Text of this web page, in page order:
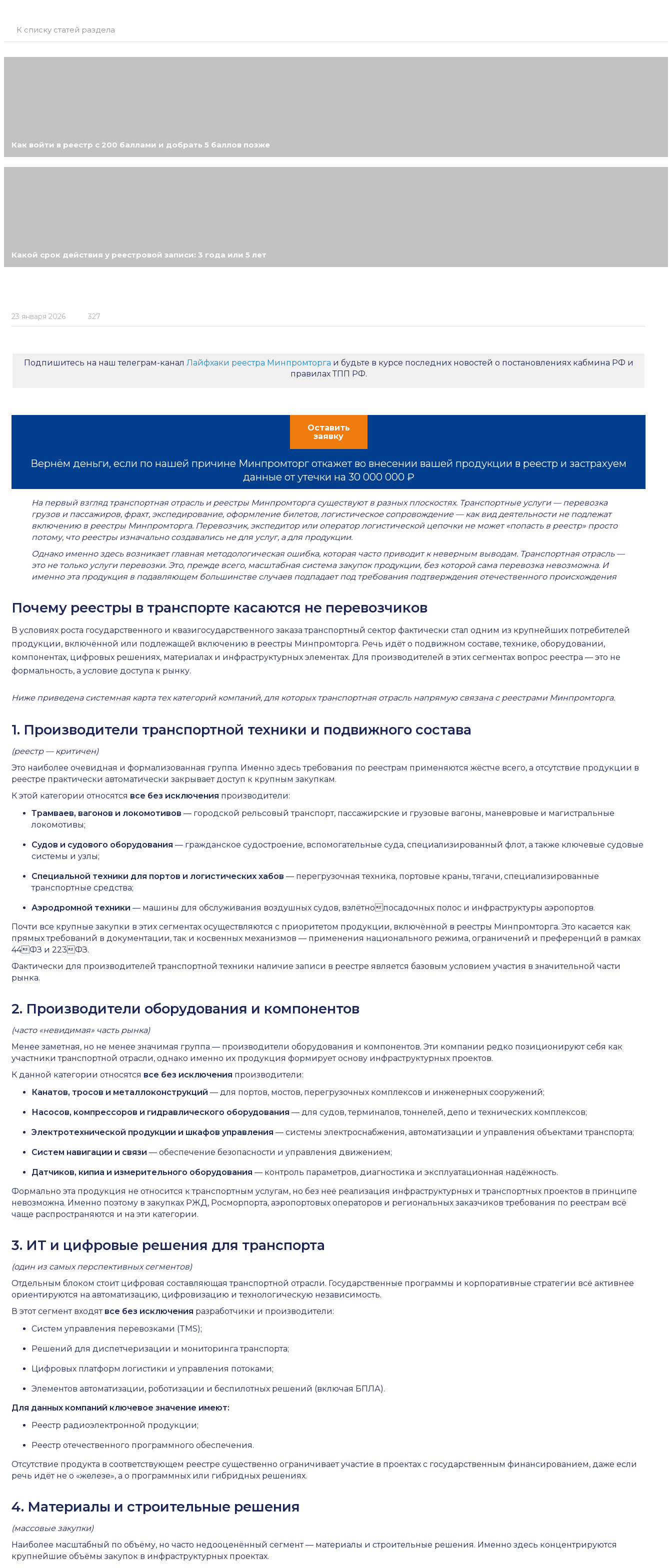
К списку статей раздела
Как войти в реестр с 200 баллами и добрать 5 баллов позже
Какой срок действия у реестровой записи: 3 года или 5 лет
23 января 2026 327
Подпишитесь на наш телеграм-канал Лайфхаки реестра Минпромторга и будьте в курсе последних новостей о постановлениях кабмина РФ и
правилах ТПП РФ.
Оставить
заявку
Вернём деньги, если по нашей причине Минпромторг откажет во внесении вашей продукции в реестр и застрахуем
данные от утечки на 30 000 000 ₽
На первый взгляд транспортная отрасль и реестры Минпромторга существуют в разных плоскостях. Транспортные услуги — перевозка
грузов и пассажиров, фрахт, экспедирование, оформление билетов, логистическое сопровождение — как вид деятельности не подлежат
включению в реестры Минпромторга. Перевозчик, экспедитор или оператор логистической цепочки не может «попасть в реестр» просто
потому, что реестры изначально создавались не для услуг, а для продукции.
Однако именно здесь возникает главная методологическая ошибка, которая часто приводит к неверным выводам. Транспортная отрасль —
это не только услуги перевозки. Это, прежде всего, масштабная система закупок продукции, без которой сама перевозка невозможна. И
именно эта продукция в подавляющем большинстве случаев подпадает под требования подтверждения отечественного происхождения
Почему реестры в транспорте касаются не перевозчиков
В условиях роста государственного и квазигосударственного заказа транспортный сектор фактически стал одним из крупнейших потребителей
продукции, включённой или подлежащей включению в реестры Минпромторга. Речь идёт о подвижном составе, технике, оборудовании,
компонентах, цифровых решениях, материалах и инфраструктурных элементах. Для производителей в этих сегментах вопрос реестра — это не
формальность, а условие доступа к рынку.
Ниже приведена системная карта тех категорий компаний, для которых транспортная отрасль напрямую связана с реестрами Минпромторга.
1. Производители транспортной техники и подвижного состава
(реестр — критичен)
Это наиболее очевидная и формализованная группа. Именно здесь требования по реестрам применяются жёстче всего, а отсутствие продукции в
реестре практически автоматически закрывает доступ к крупным закупкам.
К этой категории относятся все без исключения производители:
Трамваев, вагонов и локомотивов — городской рельсовый транспорт, пассажирские и грузовые вагоны, маневровые и магистральные
локомотивы;
Судов и судового оборудования — гражданское судостроение, вспомогательные суда, специализированный флот, а также ключевые судовые
системы и узлы;
Специальной техники для портов и логистических хабов — перегрузочная техника, портовые краны, тягачи, специализированные
транспортные средства;
Аэродромной техники — машины для обслуживания воздушных судов, взлётнопосадочных полос и инфраструктуры аэропортов.
Почти все крупные закупки в этих сегментах осуществляются с приоритетом продукции, включённой в реестры Минпромторга. Это касается как
прямых требований в документации, так и косвенных механизмов — применения национального режима, ограничений и преференций в рамках
44ФЗ и 223ФЗ.
Фактически для производителей транспортной техники наличие записи в реестре является базовым условием участия в значительной части
рынка.
2. Производители оборудования и компонентов
(часто «невидимая» часть рынка)
Менее заметная, но не менее значимая группа — производители оборудования и компонентов. Эти компании редко позиционируют себя как
участники транспортной отрасли, однако именно их продукция формирует основу инфраструктурных проектов.
К данной категории относятся все без исключения производители:
Канатов, тросов и металлоконструкций — для портов, мостов, перегрузочных комплексов и инженерных сооружений;
Насосов, компрессоров и гидравлического оборудования — для судов, терминалов, тоннелей, депо и технических комплексов;
Электротехнической продукции и шкафов управления — системы электроснабжения, автоматизации и управления объектами транспорта;
Систем навигации и связи — обеспечение безопасности и управления движением;
Датчиков, кипиа и измерительного оборудования — контроль параметров, диагностика и эксплуатационная надёжность.
Формально эта продукция не относится к транспортным услугам, но без неё реализация инфраструктурных и транспортных проектов в принципе
невозможна. Именно поэтому в закупках РЖД, Росморпорта, аэропортовых операторов и региональных заказчиков требования по реестрам всё
чаще распространяются и на эти категории.
3. ИТ и цифровые решения для транспорта
(один из самых перспективных сегментов)
Отдельным блоком стоит цифровая составляющая транспортной отрасли. Государственные программы и корпоративные стратегии всё активнее
ориентируются на автоматизацию, цифровизацию и технологическую независимость.
В этот сегмент входят все без исключения разработчики и производители:
Систем управления перевозками (TMS);
Решений для диспетчеризации и мониторинга транспорта;
Цифровых платформ логистики и управления потоками;
Элементов автоматизации, роботизации и беспилотных решений (включая БПЛА).
Для данных компаний ключевое значение имеют:
Реестр радиоэлектронной продукции;
Реестр отечественного программного обеспечения.
Отсутствие продукта в соответствующем реестре существенно ограничивает участие в проектах с государственным финансированием, даже если
речь идёт не о «железе», а о программных или гибридных решениях.
4. Материалы и строительные решения
(массовые закупки)
Наиболее масштабный по объёму, но часто недооценённый сегмент — материалы и строительные решения. Именно здесь концентрируются
крупнейшие объёмы закупок в инфраструктурных проектах.